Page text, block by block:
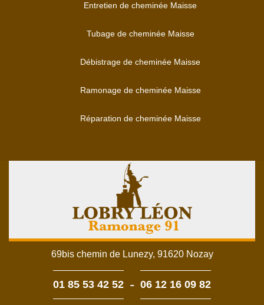
Entretien de cheminée Maisse
Tubage de cheminée Maisse
Débistrage de cheminée Maisse
Ramonage de cheminée Maisse
Réparation de cheminée Maisse
69bis chemin de Lunezy, 91620 Nozay
01 85 53 42 52 - 06 12 16 09 82